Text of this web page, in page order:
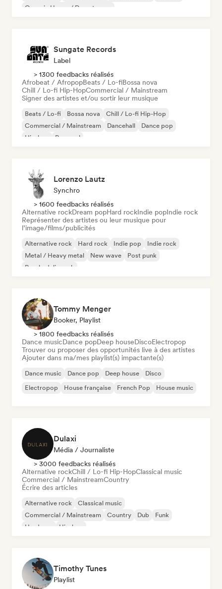
Organic House / Downtempo
Sungate Records
Label
> 1300 feedbacks réalisés
Afrobeat / AfropopBeats / Lo-fiBossa nova
Chill / Lo-fi Hip-HopCommercial / Mainstream
Signer des artistes et/ou sortir leur musique
Beats / Lo-fi Bossa nova
Chill / Lo-fi Hip-Hop
Commercial / Mainstream
Dancehall
Dance pop
Hip-hop
Pop soul
Lorenzo Lautz
Synchro
> 1600 feedbacks réalisés
Alternative rockDream popHard rockIndie popIndie rock
Représenter des artistes ou leur musique pour
l’image/films/publicités
Alternative rock Hard rock Indie pop
Indie rock
Metal / Heavy metal
New wave
Post punk
Psychedelic rock
Tommy Menger
Booker, Playlist
> 1800 feedbacks réalisés
Dance musicDance popDeep houseDiscoElectropop
Trouver ou proposer des opportunités live à des artistes
Ajouter dans ma/mes playlist(s) impactante(s)
Dance music Dance pop Deep house
Disco
Electropop
House française French Pop House music
Dulaxi
Média / Journaliste
> 3000 feedbacks réalisés
Alternative rockChill / Lo-fi Hip-HopClassical music
Commercial / MainstreamCountry
Écrire des articles
Alternative rock
Classical music
Commercial / Mainstream
Country Dub
Funk
Hardcore
Hip-hop
Timothy Tunes
Playlist